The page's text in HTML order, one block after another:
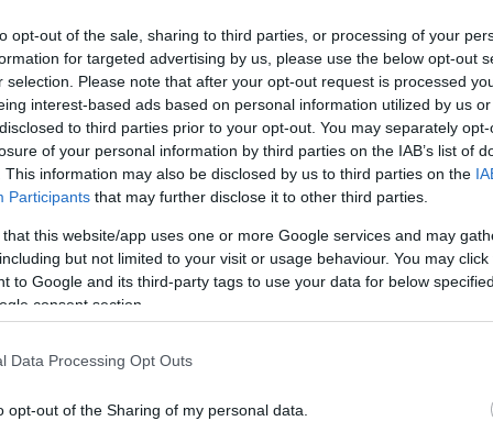
opt-out of the sale, sharing to third parties, or processing of your
for targeted advertising by us, please use the below opt-out
selection. Please note that after your opt-out request is processed
interest-based ads based on personal information utilized by us
to third parties prior to your opt-out. You may separately
of your personal information by third parties on the IAB’s list of
This information may also be disclosed by us to third parties on the
Participants that may further disclose it to other third parties.
that this website/app uses one or more Google services and may
but not limited to your visit or usage behaviour. You may
to Google and its third-party tags to use your data for below
consent section.
Data Processing Opt Outs
opt-out of the Sharing of my personal data.
την προσφορά κινητικότητας με
IT, συνεργάζεται με την Alphabet για να προσφέρει
στο Βέλγιο ευρύτερο φάσμα επιλογών κινητικότητας. Η
Ικανοποίησης Πελατών J.D. Power